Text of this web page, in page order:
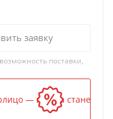
заявку
поставки,
— и цена станет